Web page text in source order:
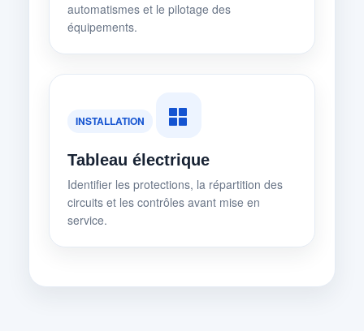
automatismes et le pilotage des
équipements.
INSTALLATION
Tableau électrique
Identifier les protections, la répartition des
circuits et les contrôles avant mise en
service.